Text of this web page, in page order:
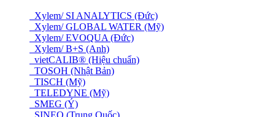
Xylem/ SI ANALYTICS (Đức)
Xylem/ GLOBAL WATER (Mỹ)
Xylem/ EVOQUA (Đức)
Xylem/ B+S (Anh)
vietCALIB® (Hiệu chuẩn)
TOSOH (Nhật Bản)
TISCH (Mỹ)
TELEDYNE (Mỹ)
SMEG (Ý)
SINEO (Trung Quốc)